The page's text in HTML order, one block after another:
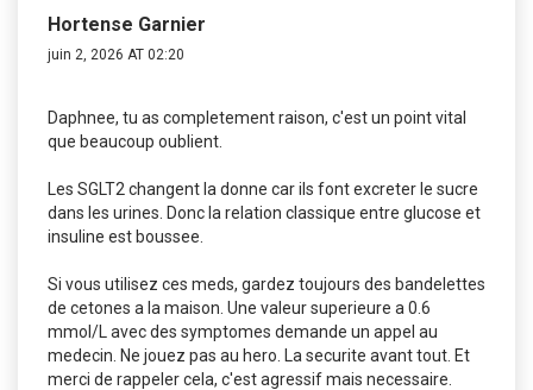
Hortense Garnier
juin 2, 2026 AT 02:20
Daphnee, tu as completement raison, c'est un point vital
que beaucoup oublient.
Les SGLT2 changent la donne car ils font excreter le sucre
dans les urines. Donc la relation classique entre glucose et
insuline est boussee.
Si vous utilisez ces meds, gardez toujours des bandelettes
de cetones a la maison. Une valeur superieure a 0.6
mmol/L avec des symptomes demande un appel au
medecin. Ne jouez pas au hero. La securite avant tout. Et
merci de rappeler cela, c'est agressif mais necessaire.